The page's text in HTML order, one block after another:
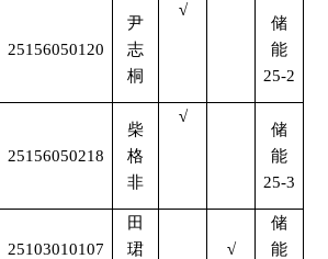
25156050120
尹
志
桐
√
储
能
25-2
25156050218
柴
格
非
√
储
能
25-3
25103010107
田
珺
√
储
能